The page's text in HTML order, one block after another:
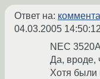
Ответ на:
04.03.2005
NEC
Да, вроде,
Хотя были